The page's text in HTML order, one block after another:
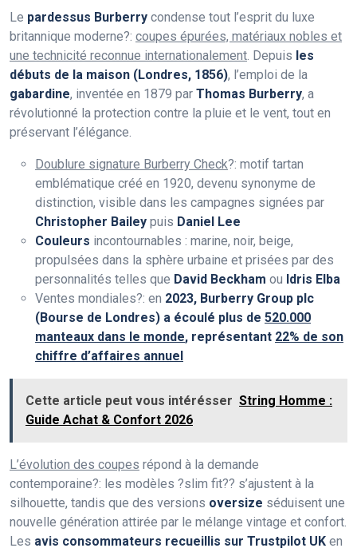
Le pardessus Burberry condense tout l’esprit du luxe
britannique moderne?: coupes épurées, matériaux nobles et
une technicité reconnue internationalement. Depuis les
débuts de la maison (Londres, 1856), l’emploi de la
gabardine, inventée en 1879 par Thomas Burberry, a
révolutionné la protection contre la pluie et le vent, tout en
préservant l’élégance.
Doublure signature Burberry Check?: motif tartan
emblématique créé en 1920, devenu synonyme de
distinction, visible dans les campagnes signées par
Christopher Bailey puis Daniel Lee
Couleurs incontournables : marine, noir, beige,
propulsées dans la sphère urbaine et prisées par des
personnalités telles que David Beckham ou Idris Elba
Ventes mondiales?: en 2023, Burberry Group plc
(Bourse de Londres) a écoulé plus de 520.000
manteaux dans le monde, représentant 22% de son
chiffre d’affaires annuel
Cette article peut vous intérésser String Homme :
Guide Achat & Confort 2026
L’évolution des coupes répond à la demande
contemporaine?: les modèles ?slim fit?? s’ajustent à la
silhouette, tandis que des versions oversize séduisent une
nouvelle génération attirée par le mélange vintage et confort.
Les avis consommateurs recueillis sur Trustpilot UK en